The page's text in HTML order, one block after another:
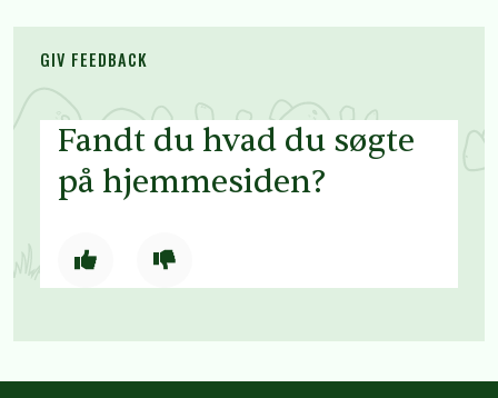
GIV FEEDBACK
Fandt du hvad du søgte
på hjemmesiden?